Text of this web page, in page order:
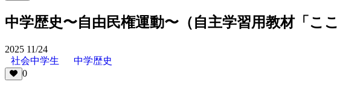
中学歴史〜自由民権運動〜（自主学習用教材「こ
2025 11/24
社会中学生
中学歴史
0